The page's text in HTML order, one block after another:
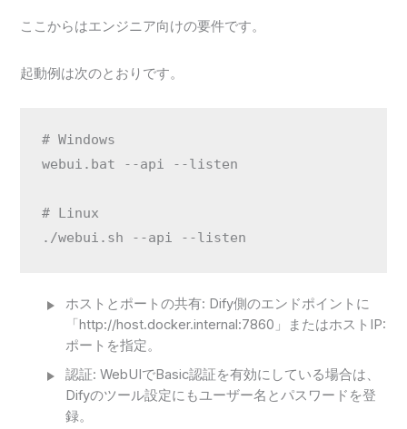
ここからはエンジニア向けの要件です。
起動例は次のとおりです。
# Windows
webui.bat --api --listen
# Linux
./webui.sh --api --listen
ホストとポートの共有: Dify側のエンドポイントに
「http://host.docker.internal:7860」またはホストIP:
ポートを指定。
認証: WebUIでBasic認証を有効にしている場合は、
Difyのツール設定にもユーザー名とパスワードを登
録。